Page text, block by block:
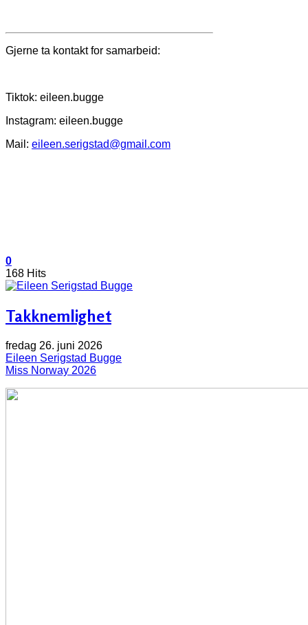
Gjerne ta kontakt for samarbeid:
Tiktok: eileen.bugge
Instagram: eileen.bugge
Mail: eileen.serigstad@gmail.com
0
168 Hits
Takknemlighet
fredag 26. juni 2026
Eileen Serigstad Bugge
Miss Norway 2026